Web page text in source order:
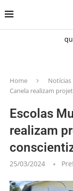
Home Notícias
Canela realizam
Escolas
realizam
25/03/2024